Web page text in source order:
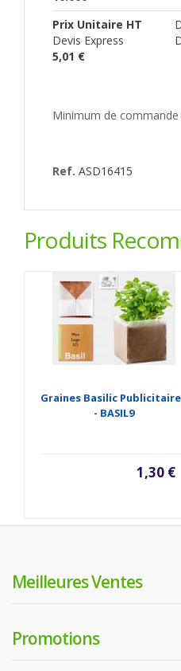
Prix Unitaire HT
Devis Express
5,01 €
Minimum de commande
Ref. ASD16415
Produits
Graines Basilic
- BASIL9
1,30 €
Meilleures Ventes
Promotions